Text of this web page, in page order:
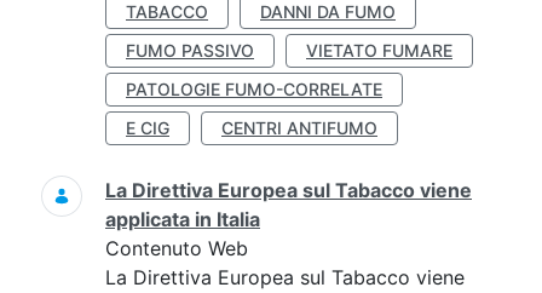
TABACCO
DANNI DA FUMO
FUMO PASSIVO
VIETATO FUMARE
PATOLOGIE FUMO-CORRELATE
E CIG
CENTRI ANTIFUMO
La Direttiva Europea sul Tabacco viene
applicata in Italia
Contenuto Web
La Direttiva Europea sul Tabacco viene